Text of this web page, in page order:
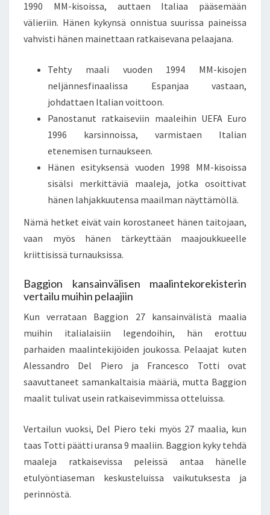
1990 MM-kisoissa, auttaen Italiaa pääsemään
välieriin. Hänen kykynsä onnistua suurissa paineissa
vahvisti hänen mainettaan ratkaisevana pelaajana.
Tehty maali vuoden 1994 MM-kisojen
neljännesfinaalissa Espanjaa vastaan,
johdattaen Italian voittoon.
Panostanut ratkaiseviin maaleihin UEFA Euro
1996 karsinnoissa, varmistaen Italian
etenemisen turnaukseen.
Hänen esityksensä vuoden 1998 MM-kisoissa
sisälsi merkittäviä maaleja, jotka osoittivat
hänen lahjakkuutensa maailman näyttämöllä.
Nämä hetket eivät vain korostaneet hänen taitojaan,
vaan myös hänen tärkeyttään maajoukkueelle
kriittisissä turnauksissa.
Baggion kansainvälisen maalintekorekisterin
vertailu muihin pelaajiin
Kun verrataan Baggion 27 kansainvälistä maalia
muihin italialaisiin legendoihin, hän erottuu
parhaiden maalintekijöiden joukossa. Pelaajat kuten
Alessandro Del Piero ja Francesco Totti ovat
saavuttaneet samankaltaisia määriä, mutta Baggion
maalit tulivat usein ratkaisevimmissa otteluissa.
Vertailun vuoksi, Del Piero teki myös 27 maalia, kun
taas Totti päätti uransa 9 maaliin. Baggion kyky tehdä
maaleja ratkaisevissa peleissä antaa hänelle
etulyöntiaseman keskusteluissa vaikutuksesta ja
perinnöstä.